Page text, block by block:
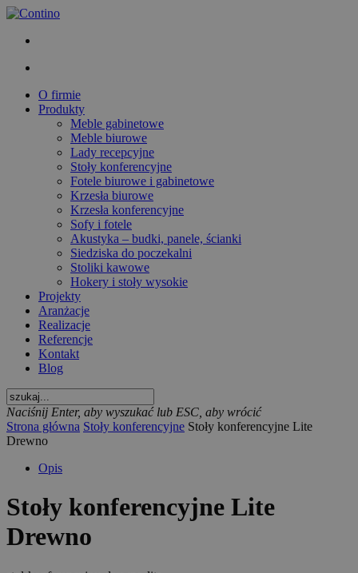
O firmie
Produkty
Meble gabinetowe
Meble biurowe
Lady recepcyjne
Stoły konferencyjne
Fotele biurowe i gabinetowe
Krzesła biurowe
Krzesła konferencyjne
Sofy i fotele
Akustyka – budki, panele, ścianki
Siedziska do poczekalni
Stoliki kawowe
Hokery i stoły wysokie
Projekty
Aranżacje
Realizacje
Referencje
Kontakt
Blog
Naciśnij Enter, aby wyszukać lub ESC, aby wrócić
Strona główna Stoły konferencyjne Stoły konferencyjne Lite
Drewno
Opis
Stoły konferencyjne Lite
Drewno